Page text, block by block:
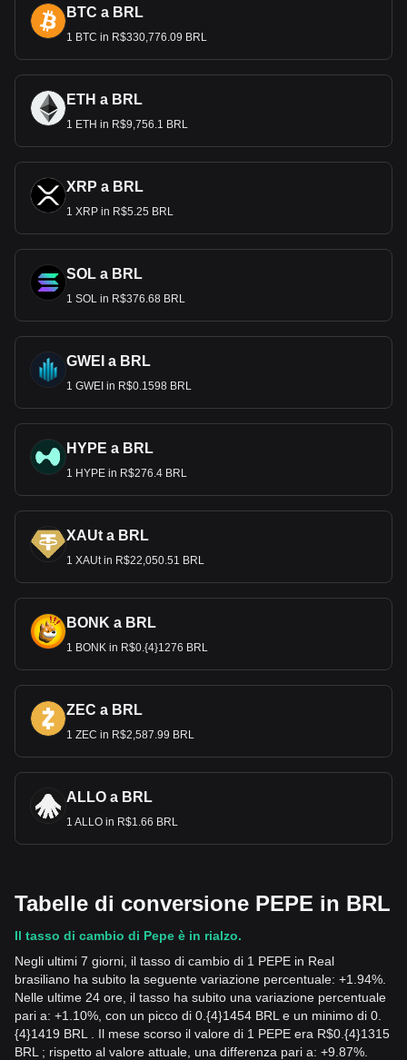
BTC a BRL
1 BTC in R$330,776.09 BRL
ETH a BRL
1 ETH in R$9,756.1 BRL
XRP a BRL
1 XRP in R$5.25 BRL
SOL a BRL
1 SOL in R$376.68 BRL
GWEI a BRL
1 GWEI in R$0.1598 BRL
HYPE a BRL
1 HYPE in R$276.4 BRL
XAUt a BRL
1 XAUt in R$22,050.51 BRL
BONK a BRL
1 BONK in R$0.{4}1276 BRL
ZEC a BRL
1 ZEC in R$2,587.99 BRL
ALLO a BRL
1 ALLO in R$1.66 BRL
Tabelle di conversione PEPE in BRL
Il tasso di cambio di Pepe è in rialzo.
Negli ultimi 7 giorni, il tasso di cambio di 1 PEPE in Real
brasiliano ha subito la seguente variazione percentuale: +1.94%.
Nelle ultime 24 ore, il tasso ha subito una variazione percentuale
pari a: +1.10%, con un picco di 0.{4}1454 BRL e un minimo di 0.
{4}1419 BRL . Il mese scorso il valore di 1 PEPE era R$0.{4}1315
BRL ; rispetto al valore attuale, una differenza pari a: +9.87%.